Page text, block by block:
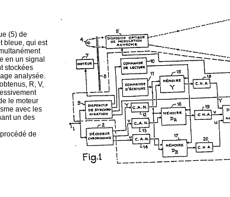
(5) de
bleue, qui est
en un signal
stockées
analysée.
R, V,
le moteur
avec les
un des
de